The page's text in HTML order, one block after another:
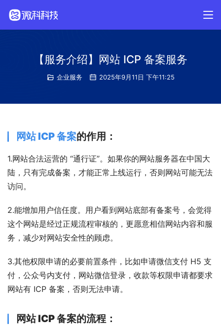
【服务介绍】网站 ICP 备案服务
企业服务 2025年9月11日 下午11:25
网站 ICP 备案的作用：
1.网站合法运营的 “通行证”。如果你的网站服务器在中国大
陆，只有完成备案，才能正常上线运行，否则网站可能无法
访问。
2.能增加用户信任度。用户看到网站底部有备案号，会觉得
这个网站是经过正规流程审核的，更愿意相信网站内容和服
务，减少对网站安全性的顾虑。
3.其他权限申请的必要前置条件，比如申请微信支付 H5 支
付，公众号内支付，网站微信登录，收款等权限申请都要求
网站有 ICP 备案，否则无法申请。
网站 ICP 备案的流程：